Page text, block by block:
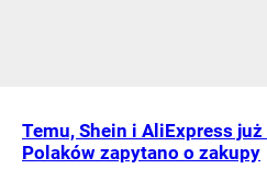
Temu, Shein i AliExpress
Polaków zapytano o zakupy